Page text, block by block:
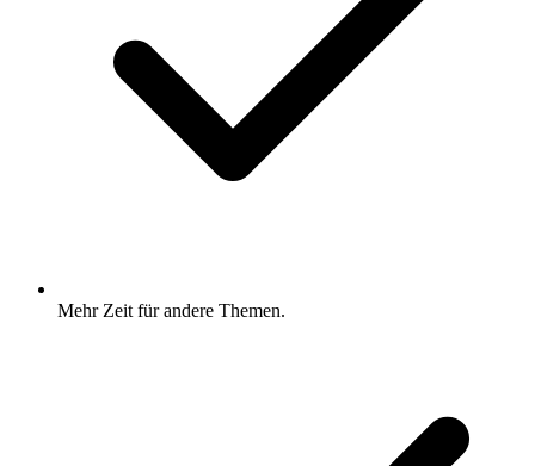
Mehr Zeit für andere Themen.